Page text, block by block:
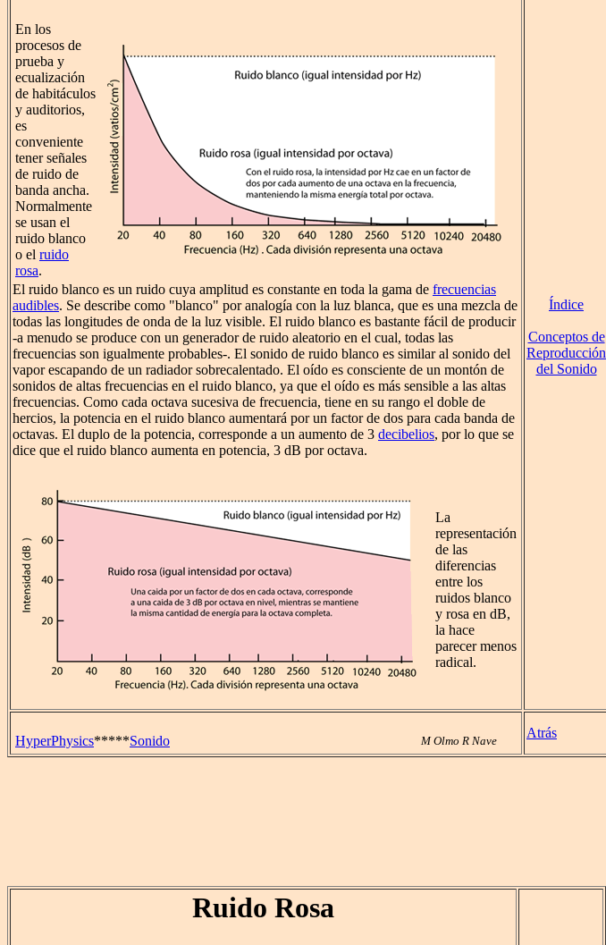
En los
procesos de
prueba y
ecualización
de habitáculos
y auditorios,
es
conveniente
tener señales
de ruido de
banda ancha.
Normalmente
se usan el
ruido blanco
o el ruido
rosa.
El ruido blanco es un ruido cuya amplitud es constante en toda la gama de frecuencias
audibles. Se describe como "blanco" por analogía con la luz blanca, que es una mezcla de
todas las longitudes de onda de la luz visible. El ruido blanco es bastante fácil de producir
-a menudo se produce con un generador de ruido aleatorio en el cual, todas las
frecuencias son igualmente probables-. El sonido de ruido blanco es similar al sonido del
vapor escapando de un radiador sobrecalentado. El oído es consciente de un montón de
sonidos de altas frecuencias en el ruido blanco, ya que el oído es más sensible a las altas
frecuencias. Como cada octava sucesiva de frecuencia, tiene en su rango el doble de
hercios, la potencia en el ruido blanco aumentará por un factor de dos para cada banda de
octavas. El duplo de la potencia, corresponde a un aumento de 3 decibelios, por lo que se
dice que el ruido blanco aumenta en potencia, 3 dB por octava.
La
representación
de las
diferencias
entre los
ruidos blanco
y rosa en dB,
la hace
parecer menos
radical.
Índice
Conceptos de
Reproducción
del Sonido
HyperPhysics*****Sonido M Olmo R Nave
Atrás
Ruido Rosa